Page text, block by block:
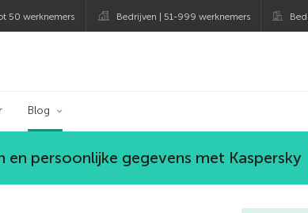
50 werknemers Bedrijven | 51-999 werknemers
Blog
persoonlijke gegevens met Kaspersky